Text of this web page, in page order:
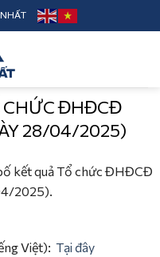
CHỨC ĐHĐCĐ
28/04/2025)
kết quả Tổ chức ĐHĐCĐ
2025).
Việt): Tại đây